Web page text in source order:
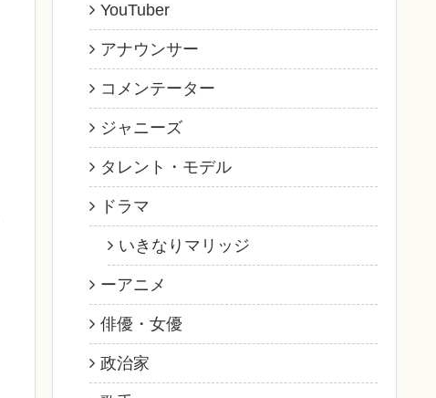
YouTuber
アナウンサー
コメンテーター
ジャニーズ
タレント・モデル
ドラマ
いきなりマリッジ
ーアニメ
俳優・女優
政治家